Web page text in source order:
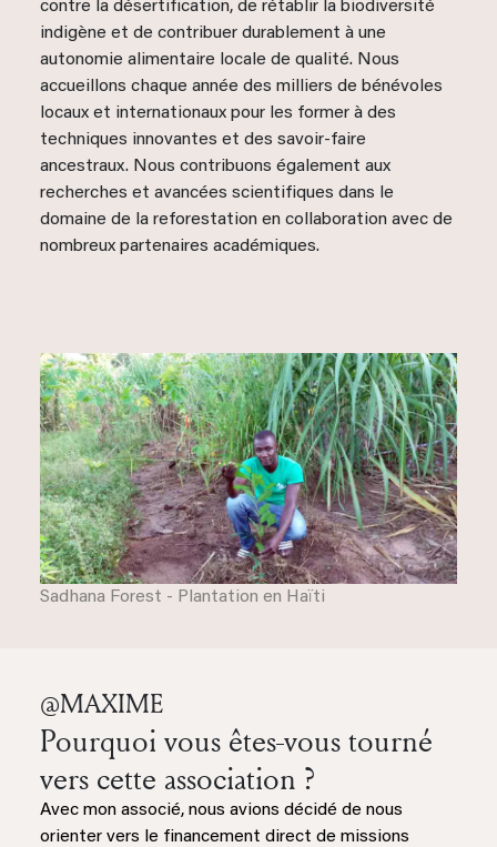
contre la désertification, de rétablir la biodiversité
indigène et de contribuer durablement à une
autonomie alimentaire locale de qualité. Nous
accueillons chaque année des milliers de bénévoles
locaux et internationaux pour les former à des
techniques innovantes et des savoir-faire
ancestraux. Nous contribuons également aux
recherches et avancées scientifiques dans le
domaine de la reforestation en collaboration avec de
nombreux partenaires académiques.
Sadhana Forest - Plantation en Haïti
@MAXIME
Pourquoi vous êtes-vous tourné
vers cette association ?
Avec mon associé, nous avions décidé de nous
orienter vers le financement direct de missions